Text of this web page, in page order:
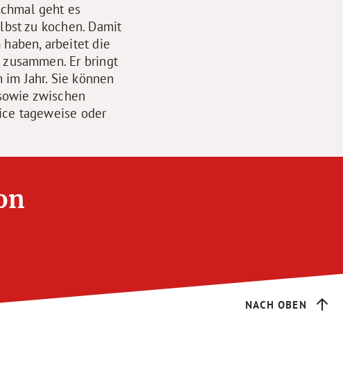
geht es
zu kochen. Damit
haben, arbeitet die
Er bringt
Jahr. Sie können
zwischen
tageweise oder
NACH OBEN